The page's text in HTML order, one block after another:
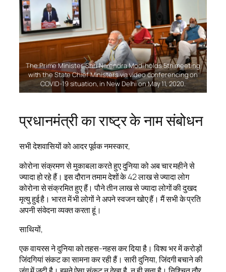
The Prime Minister, Shri Narendra Modi holds 5th meeting
with the State Chief Ministers via video conferencing on
COVID-19 situation, in New Delhi on May 11, 2020.
प्रधानमंत्री का राष्ट्र के नाम संबोधन
सभी देशवासियों को आदर पूर्वक नमस्कार,
कोरोना संक्रमण से मुकाबला करते हुए दुनिया को अब चार महीने से
ज्यादा हो रहे हैं। इस दौरान तमाम देशों के 42 लाख से ज्यादा लोग
कोरोना से संक्रमित हुए हैं। पौने तीन लाख से ज्यादा लोगों की दुखद
मृत्यु हुई है। भारत में भी लोगों ने अपने स्वजन खोए हैं। मैं सभी के प्रति
अपनी संवेदना व्यक्त करता हूं।
साथियों,
एक वायरस ने दुनिया को तहस-नहस कर दिया है। विश्व भर में करोड़ों
जिंदगियां संकट का सामना कर रही हैं। सारी दुनिया, जिंदगी बचाने की